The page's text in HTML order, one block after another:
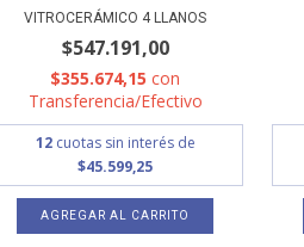
VITROCERÁMICO 4 LLANOS
$547.191,00
$355.674,15con
Transferencia/Efectivo
12 cuotas sin interés de
$45.599,25